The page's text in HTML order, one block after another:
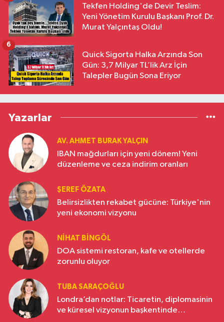
Tekfen Holding'de Devir Teslim:
Yeni Yönetim Kurulu Başkanı Prof. Dr.
Murat Yalçıntaş Oldu!
Quick Sigorta Halka Arzında Son
Gün: 3,7 Milyar TL’lik Arz İçin
Talepler Bugün Sona Eriyor
6
Yazarlar
AV. AHMET BURAK YALÇIN
IBAN mağdurları için yeni dönem! Yeni
düzenleme ve ceza indirim oranları
ŞEREF ÖZATA
Belirsizlikten rekabet gücüne: Türkiye'nin
yeni ekonomi vizyonu
NIHAT BINGÖL
DOA sistemi restoran, kafe ve otellerde
zorunlu oluyor
TUBA SARAÇOĞLU
Londra’dan notlar: Ticaretin, diplomasinin
ve küresel vizyonun başkentinde